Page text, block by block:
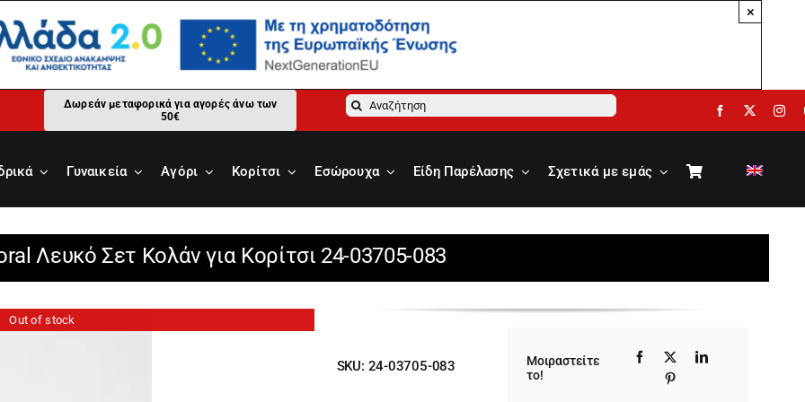
×
Δωρεάν μεταφορικά για αγορές άνω των
50€
Αναζήτηση
Γυναικεία Αγόρι Κορίτσι Εσώρουχα Είδη Παρέλασης Σχετικά με εμάς
Λευκό Σετ Κολάν για Κορίτσι 24-03705-083
Out of stock
SKU: 24-03705-083
Μοιραστείτε
το!